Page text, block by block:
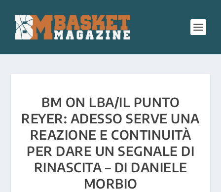
BM ON LBA/IL PUNTO
REYER: ADESSO SERVE UNA
REAZIONE E CONTINUITÀ
PER DARE UN SEGNALE DI
RINASCITA – DI DANIELE
MORBIO